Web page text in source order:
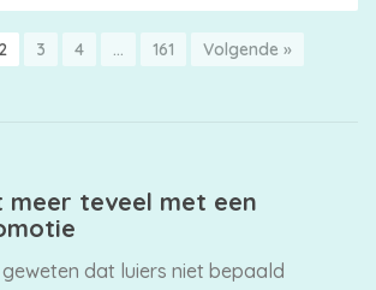
2 3 4 … 161 Volgende »
teveel met een
dat luiers niet bepaald